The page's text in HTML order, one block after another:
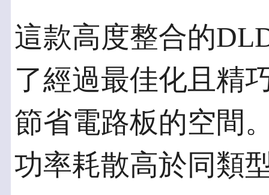
這款高度整合的
了經過最佳化且精
節省電路板的空間
功率耗散高於同類